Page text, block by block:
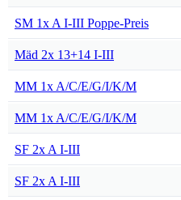
SM 1x A I-III Poppe-Preis
Mäd 2x 13+14 I-III
MM 1x A/C/E/G/I/K/M
MM 1x A/C/E/G/I/K/M
SF 2x A I-III
SF 2x A I-III